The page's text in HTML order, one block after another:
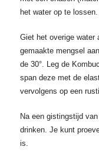
het water op te
Giet het overige water
gemaakte mengsel
de 30°. Leg de
span deze met de
vervolgens op een
Na een gistingstijd
drinken. Je kunt
is.